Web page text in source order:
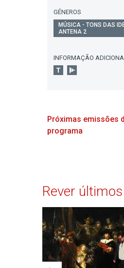
GÉNEROS
MÚSICA - TONS DAS
ANTENA 2
INFORMAÇÃO
Próximas emissões
programa
Rever